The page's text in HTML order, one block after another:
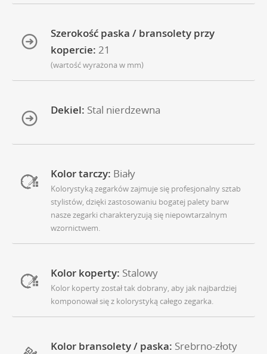
Szerokość paska / bransolety przy
kopercie: 21
(wartość wyrażona w mm)
Dekiel: Stal nierdzewna
Kolor tarczy: Biały
Kolorystyką zegarków zajmuje się profesjonalny sztab
stylistów, dzięki zastosowaniu bogatej palety barw
nasze zegarki charakteryzują się niepowtarzalnym
wzornictwem.
Kolor koperty: Stalowy
Kolor koperty został tak dobrany, aby jak najbardziej
komponował się z kolorystyką całego zegarka.
Kolor bransolety / paska: Srebrno-złoty